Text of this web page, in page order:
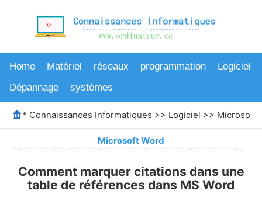
Home Matériel réseaux programmation
Logiciel
Dépannage
systèmes
* Connaissances Informatiques >> Logiciel >> Microsoft
Microsoft Word
Comment marquer citations dans une
table de références dans MS Word